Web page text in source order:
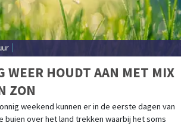
WEER HOUDT AAN MET MIX
ZON
weekend kunnen er in de eerste dagen van
buien over het land trekken waarbij het soms